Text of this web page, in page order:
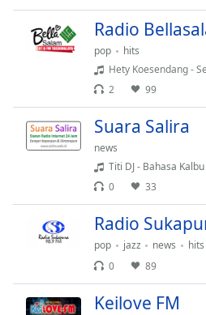
behind
Remaining
-
1x
Playback
Rate
Chapters
Descriptions
descriptions
off,
selected
Radio
pop
hits
Hety Koesendang -
2
99
Suara Salira
news
Titi DJ - Bahasa Kalbu
0
33
Radio
pop jazz news
hits
0
89
Keilove FM